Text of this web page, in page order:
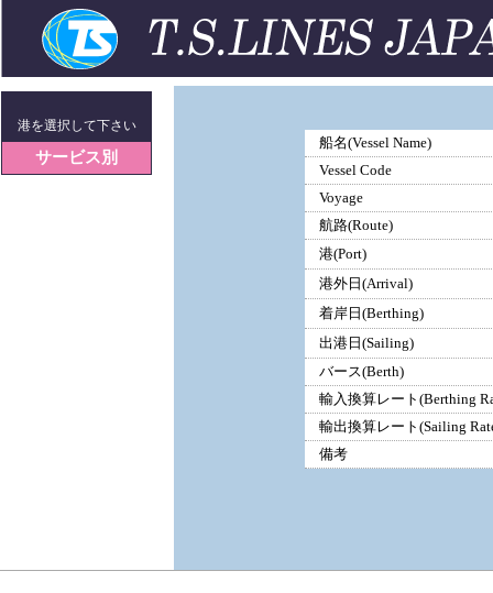
港を選択して下さい
サービス別
船名(Vessel Name)
Vessel Code
Voyage
航路(Route)
港(Port)
港外日(Arrival)
着岸日(Berthing)
出港日(Sailing)
バース(Berth)
輸入換算レート(Berthing
輸出換算レート(Sailing
備考